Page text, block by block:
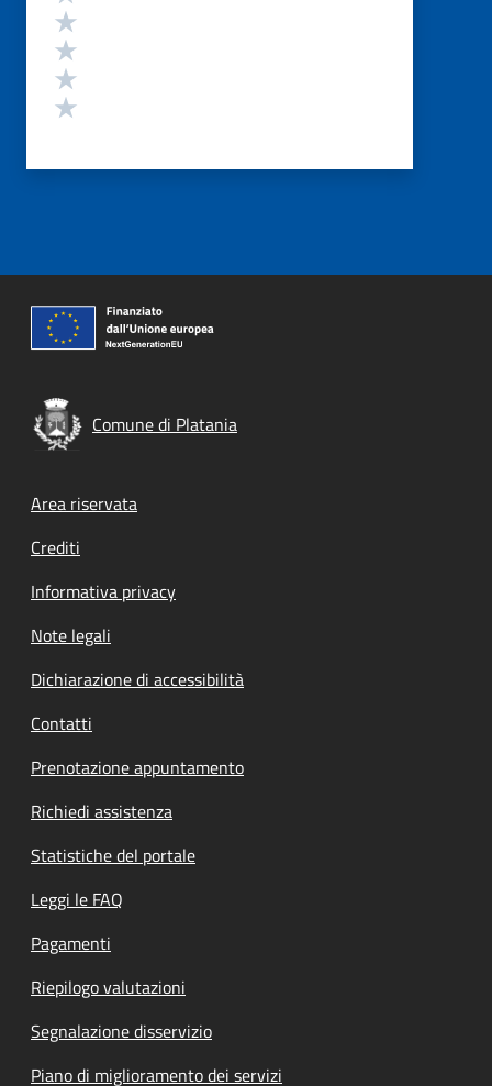
Comune di Platania
Footer menu
Area riservata
Crediti
Informativa privacy
Note legali
Dichiarazione di accessibilità
Contatti
Prenotazione appuntamento
Richiedi assistenza
Statistiche del portale
Leggi le FAQ
Pagamenti
Riepilogo valutazioni
Segnalazione disservizio
Piano di miglioramento dei servizi